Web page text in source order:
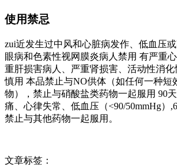
使用禁忌
zui近发生过中风和心脏病发作、低血压
眼病和色素性视网膜炎病人禁用 有严重
重肝损害病人、严重肾损害、活动性消化
慎用 本品禁止与NO供体（如任何一种短
物），禁止与硝酸盐类药物一起服用 90
痛、心律失常、低血压（<90/50mmHg）
禁止与其他药物一起服用。
文章标签：